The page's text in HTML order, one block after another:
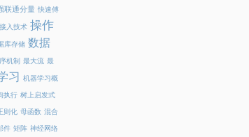
联通分量 快速傅
接入技术 操作
库存储 数据
机制 最大流 最
习 机器学习概
执行 树上启发式
则化 母函数 混合
件 矩阵 神经网络